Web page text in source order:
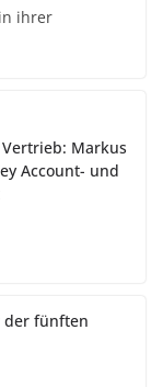
ihrer
Markus
Account- und
der fünften